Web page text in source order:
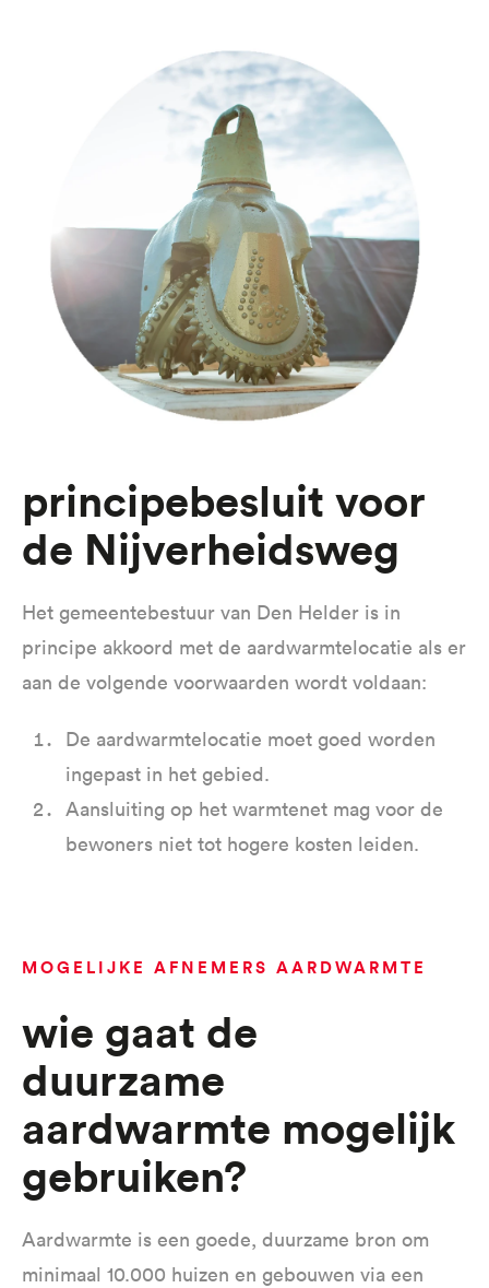
principebesluit voor
de Nijverheidsweg
Het gemeentebestuur van Den Helder is in
principe akkoord met de aardwarmtelocatie als er
aan de volgende voorwaarden wordt voldaan:
De aardwarmtelocatie moet goed worden
ingepast in het gebied.
Aansluiting op het warmtenet mag voor de
bewoners niet tot hogere kosten leiden.
MOGELIJKE AFNEMERS AARDWARMTE
Wie gaat de
duurzame
aardwarmte mogelijk
gebruiken?
Aardwarmte is een goede, duurzame bron om
minimaal 10.000 huizen en gebouwen via een